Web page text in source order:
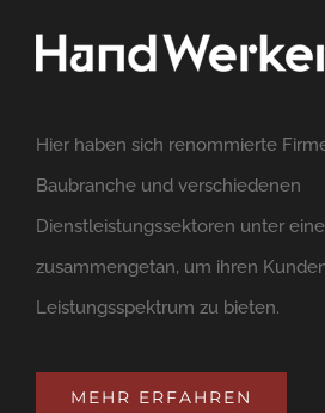
Hier haben sich renommierte
Baubranche und verschiedenen
Dienstleistungssektoren unter
zusammengetan, um ihren
Leistungsspektrum zu bieten.
MEHR ERFAHREN